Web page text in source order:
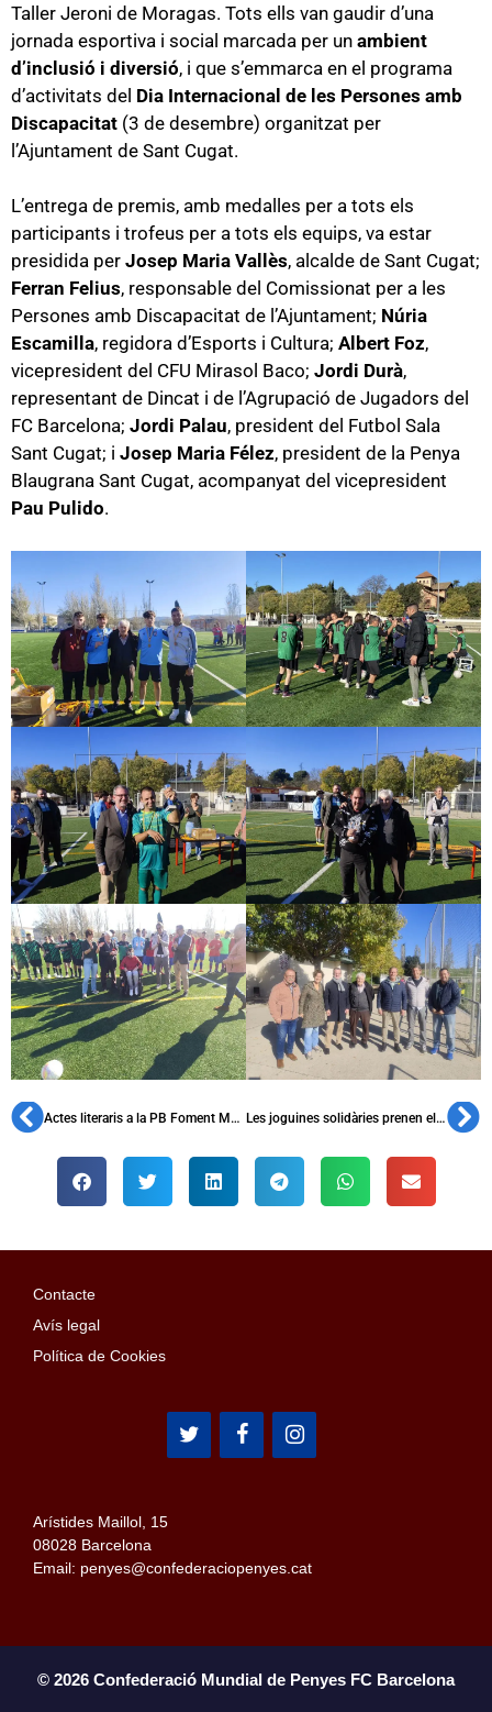
Taller Jeroni de Moragas. Tots ells van gaudir d’una
jornada esportiva i social marcada per un ambient
d’inclusió i diversió, i que s’emmarca en el programa
d’activitats del Dia Internacional de les Persones amb
Discapacitat (3 de desembre) organitzat per
l’Ajuntament de Sant Cugat.
L’entrega de premis, amb medalles per a tots els
participants i trofeus per a tots els equips, va estar
presidida per Josep Maria Vallès, alcalde de Sant Cugat;
Ferran Felius, responsable del Comissionat per a les
Persones amb Discapacitat de l’Ajuntament; Núria
Escamilla, regidora d’Esports i Cultura; Albert Foz,
vicepresident del CFU Mirasol Baco; Jordi Durà,
representant de Dincat i de l’Agrupació de Jugadors del
FC Barcelona; Jordi Palau, president del Futbol Sala
Sant Cugat; i Josep Maria Félez, president de la Penya
Blaugrana Sant Cugat, acompanyat del vicepresident
Pau Pulido.
Actes literaris a la PB Foment Martinenc Les joguines solidàries prenen el protagonisme a les penyes
Contacte
Avís legal
Política de Cookies
Arístides Maillol, 15
08028 Barcelona
Email: penyes@confederaciopenyes.cat
© 2026 Confederació Mundial de Penyes FC Barcelona